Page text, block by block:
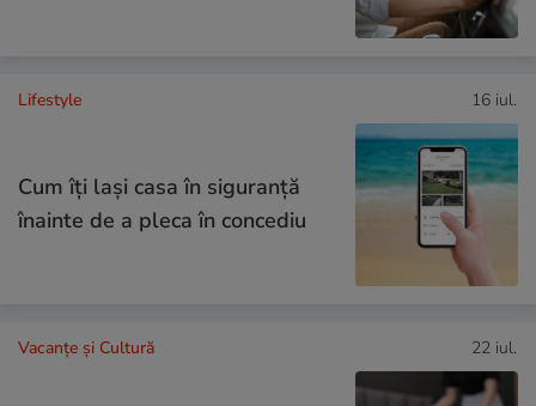
Lifestyle 16 iul.
Cum îţi laşi casa în siguranţă
înainte de a pleca în concediu
Vacanțe și Cultură 22 iul.